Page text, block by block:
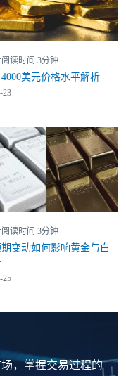
读时间 3分钟
美元价格水平解析
23
读时间 3分钟
变动如何影响黄金与白
25
，掌握交易过程的